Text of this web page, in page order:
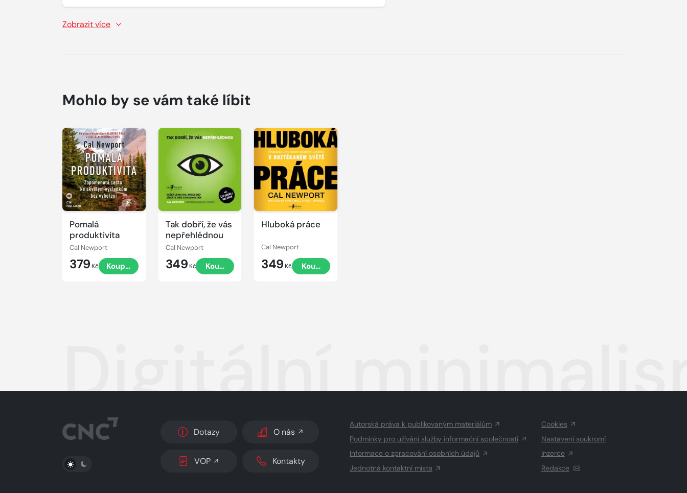
Zobrazit více
Mohlo by se vám také líbit
Pomalá
produktivita
Cal Newport
379 Kč Koupit
Přehrát
ukázku
Tak dobří, že vás
nepřehlédnou
Cal Newport
349 Kč Koupit
Hluboká práce
Cal Newport
349 Kč Koupit
Digitální
PŘEPNOUT SVĚTLÝ/TMAVÝ REŽIM
Dotazy O nás
VOP Kontakty
Autorská práva k publikovaným materiálům
Podmínky pro užívání služby informační společnosti
Informace o zpracování osobních údajů
Jednotná kontaktní místa
Cookies
Nastavení soukromí
Inzerce
Redakce